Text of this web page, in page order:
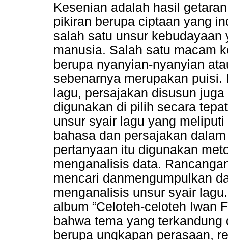
Kesenian adalah hasil
pikiran berupa ciptaan yang
salah satu unsur
manusia. Salah satu macam
berupa nyanyian-nyanyian
sebenarnya merupakan
lagu, persajakan disusun
digunakan di pilih secara
unsur syair lagu yang
bahasa dan persajakan
pertanyaan itu digunakan
menganalisis data.
mencari danmengumpulkan
menganalisis unsur syair
album “Celoteh-celoteh Iwan
bahwa tema yang
berupa ungkapan perasaan,